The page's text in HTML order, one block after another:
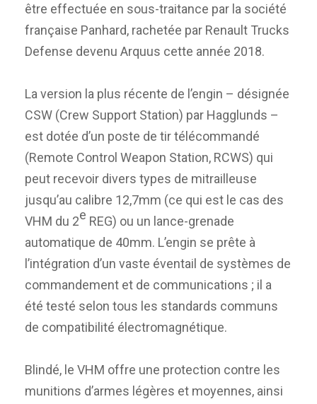
être effectuée en sous-traitance par la société
française Panhard, rachetée par Renault Trucks
Defense devenu Arquus cette année 2018.
La version la plus récente de l’engin – désignée
CSW (Crew Support Station) par Hagglunds –
est dotée d’un poste de tir télécommandé
(Remote Control Weapon Station, RCWS) qui
peut recevoir divers types de mitrailleuse
jusqu’au calibre 12,7mm (ce qui est le cas des
VHM du 2e REG) ou un lance-grenade
automatique de 40mm. L’engin se prête à
l’intégration d’un vaste éventail de systèmes de
commandement et de communications ; il a
été testé selon tous les standards communs
de compatibilité électromagnétique.
Blindé, le VHM offre une protection contre les
munitions d’armes légères et moyennes, ainsi